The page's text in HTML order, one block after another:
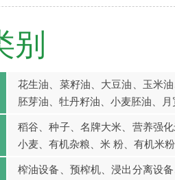
别
花生油、菜籽油、大豆油、玉米
胚芽油、牡丹籽油、小麦胚油、
稻谷、种子、名牌大米、营养强
小麦、有机杂粮、米 粉、有机米
榨油设备、预榨机、浸出分离设